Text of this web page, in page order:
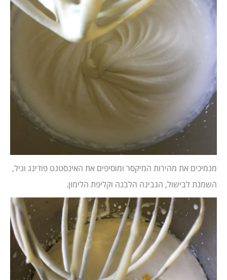
מנמיכים את מהירות המיקסר ומוסיפים את האינסטנט פודינג וניל,
השמנת לבישול, הגבינה הלבנה וקליפת הלימון.